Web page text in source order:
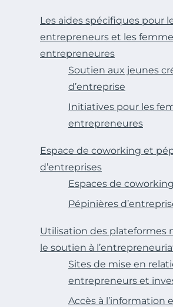
Les aides spécifiques pour
entrepreneurs et les
entrepreneures
Soutien aux jeunes
d’entreprise
Initiatives pour les
entrepreneures
Espace de coworking et
d’entreprises
Espaces de coworking
Pépinières
Utilisation des plateformes
le soutien à
Sites de mise en
entrepreneurs et
Accès à l’information